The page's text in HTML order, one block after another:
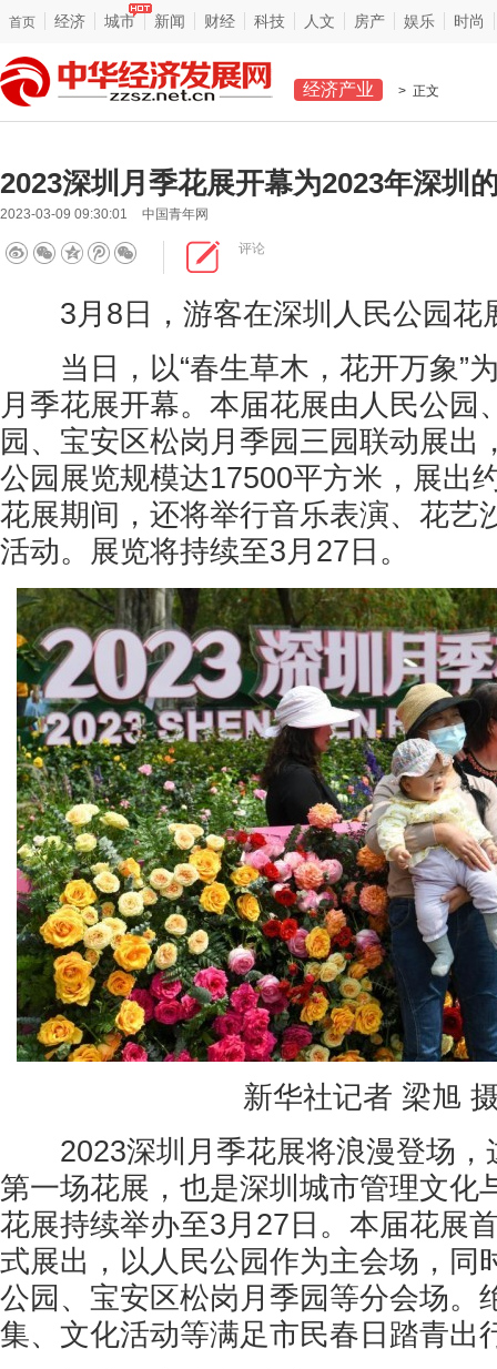
首页 经济 城市 新闻 财经 科技 人文 房产 娱乐 时尚
经济产业 > 正文
2023深圳月季花展开幕为2023年深圳
2023-03-09 09:30:01 中国青年网
评论
3月8日，游客在深圳人民公园花
当日，以“春生草木，花开万象”
月季花展开幕。本届花展由人民公园
园、宝安区松岗月季园三园联动展出
公园展览规模达17500平方米，展出
花展期间，还将举行音乐表演、花艺
活动。展览将持续至3月27日。
新华社记者 梁旭
2023深圳月季花展将浪漫登场，
第一场花展，也是深圳城市管理文化
花展持续举办至3月27日。本届花展
式展出，以人民公园作为主会场，同
公园、宝安区松岗月季园等分会场。
集、文化活动等满足市民春日踏青出